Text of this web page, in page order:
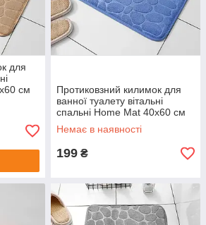
для
см
Протиковзний килимок для
ванної туалету вітальні
спальні Home Mat 40х60 см
Немає в наявності
199 ₴